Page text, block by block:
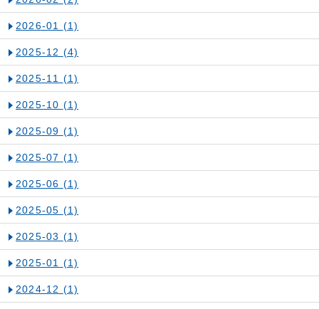
2026-01 (1)
2025-12 (4)
2025-11 (1)
2025-10 (1)
2025-09 (1)
2025-07 (1)
2025-06 (1)
2025-05 (1)
2025-03 (1)
2025-01 (1)
2024-12 (1)